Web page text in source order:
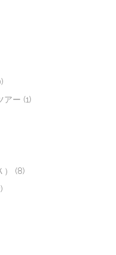
アー (1)
(8)